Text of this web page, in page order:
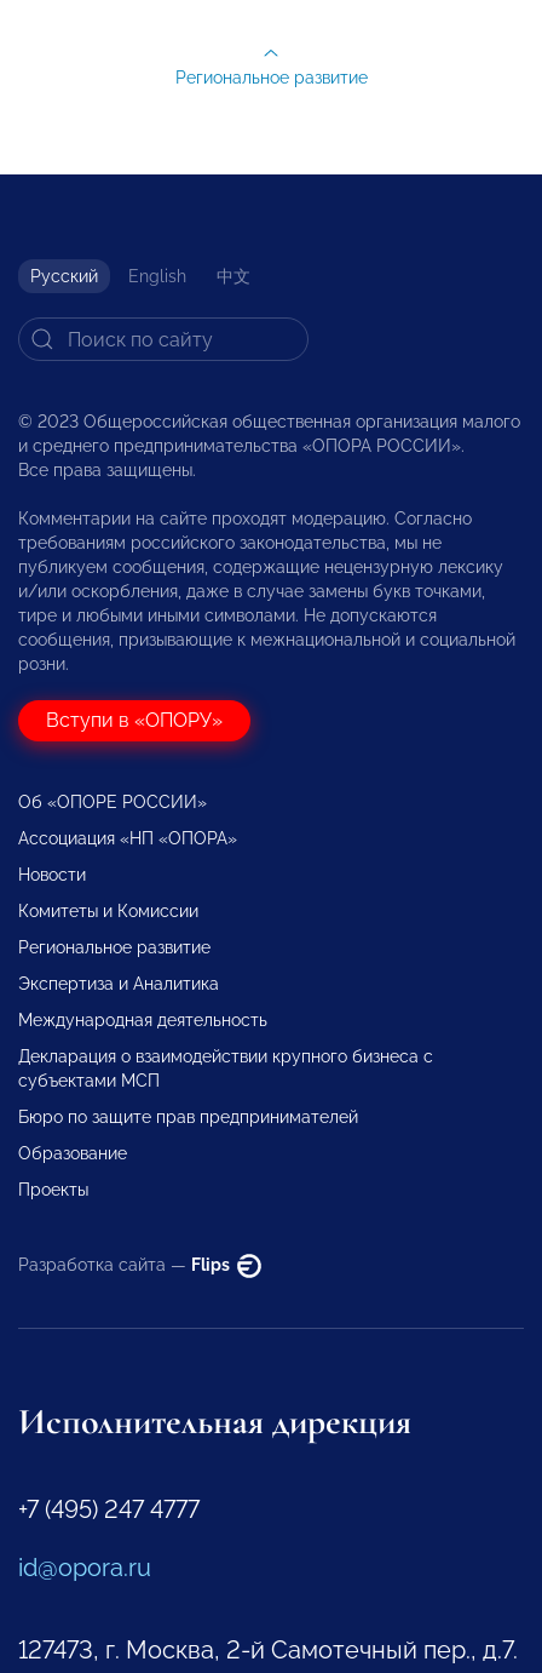
Региональное развитие
Русский English 中文
© 2023 Общероссийская общественная организация малого
и среднего предпринимательства «ОПОРА РОССИИ».
Все права защищены.
Комментарии на сайте проходят модерацию. Согласно
требованиям российского законодательства, мы не
публикуем сообщения, содержащие нецензурную лексику
и/или оскорбления, даже в случае замены букв точками,
тире и любыми иными символами. Не допускаются
сообщения, призывающие к межнациональной и социальной
розни.
Вступи в «ОПОРУ»
Об «ОПОРЕ РОССИИ»
Ассоциация «НП «ОПОРА»
Новости
Комитеты и Комиссии
Региональное развитие
Экспертиза и Аналитика
Международная деятельность
Декларация о взаимодействии крупного бизнеса с
субъектами МСП
Бюро по защите прав предпринимателей
Образование
Проекты
Разработка сайта — Flips
Исполнительная дирекция
+7 (495) 247 4777
id@opora.ru
127473, г. Москва, 2-й Самотечный пер., д.7.